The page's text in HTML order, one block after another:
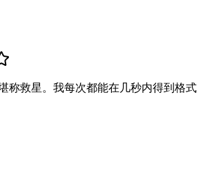
称救星。我每次都能在几秒内得到格式